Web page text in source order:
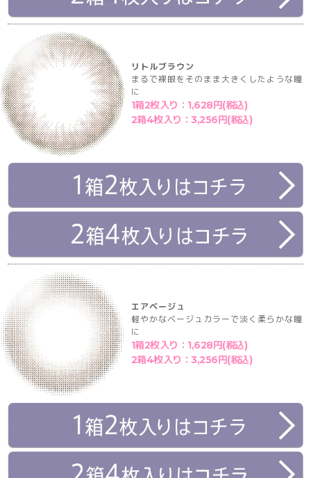
リトルブラウン
まるで裸眼をそのまま大きくしたような瞳
に
1箱2枚入り：1,628円(税込)
2箱4枚入り：3,256円(税込)
エアベージュ
軽やかなベージュカラーで淡く柔らかな瞳
に
1箱2枚入り：1,628円(税込)
2箱4枚入り：3,256円(税込)